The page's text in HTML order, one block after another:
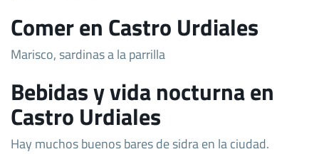
Comer en Castro Urdiales
Marisco, sardinas a la parrilla
Bebidas y vida nocturna en
Castro Urdiales
Hay muchos buenos bares de sidra en la ciudad.